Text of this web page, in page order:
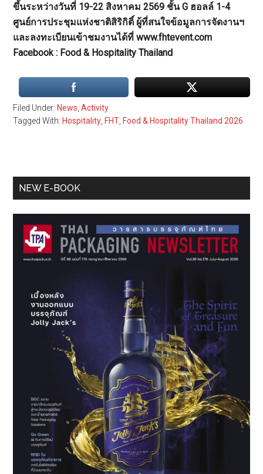
ขึ้นระหว่างวันที่ 19-22 สิงหาคม 2569 ชั้น G ฮอลล์ 1-4
ศูนย์การประชุมแห่งชาติสิริกิติ์ ผู้ที่สนใจข้อมูลการจัดงานฯ
และลงทะเบียนเข้าชมงานได้ที่ www.fhtevent.com
Facebook : Food & Hospitality Thailand
Filed Under: News ,Activity
Tagged With: Hospitality FHT Food & Hospitality Thailand 2026
Primary
NEW E-BOOK